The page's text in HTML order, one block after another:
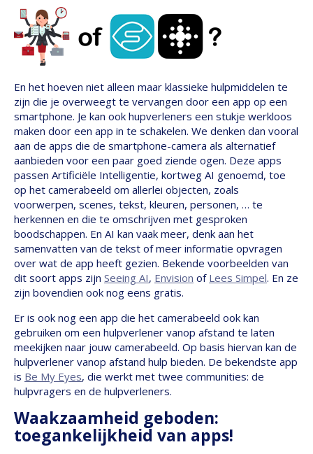
En het hoeven niet alleen maar klassieke hulpmiddelen te
zijn die je overweegt te vervangen door een app op een
smartphone. Je kan ook hupverleners een stukje werkloos
maken door een app in te schakelen. We denken dan vooral
aan de apps die de smartphone-camera als alternatief
aanbieden voor een paar goed ziende ogen. Deze apps
passen Artificiële Intelligentie, kortweg AI genoemd, toe
op het camerabeeld om allerlei objecten, zoals
voorwerpen, scenes, tekst, kleuren, personen, … te
herkennen en die te omschrijven met gesproken
boodschappen. En AI kan vaak meer, denk aan het
samenvatten van de tekst of meer informatie opvragen
over wat de app heeft gezien. Bekende voorbeelden van
dit soort apps zijn Seeing AI, Envision of Lees Simpel. En ze
zijn bovendien ook nog eens gratis.
Er is ook nog een app die het camerabeeld ook kan
gebruiken om een hulpverlener vanop afstand te laten
meekijken naar jouw camerabeeld. Op basis hiervan kan de
hulpverlener vanop afstand hulp bieden. De bekendste app
is Be My Eyes, die werkt met twee communities: de
hulpvragers en de hulpverleners.
Waakzaamheid geboden:
toegankelijkheid van apps!